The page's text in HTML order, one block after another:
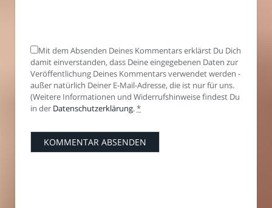
Mit dem Absenden Deines Kommentars erklärst Du Dich
damit einverstanden, dass Deine eingegebenen Daten zur
Veröffentlichung Deines Kommentars verwendet werden -
außer natürlich Deiner E-Mail-Adresse, die ist nur für uns.
(Weitere Informationen und Widerrufshinweise findest Du
in der Datenschutzerklärung.*